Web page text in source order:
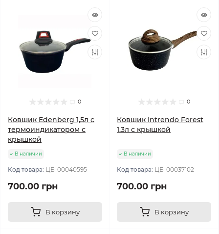
0
Ковшик Edenberg 1,5л с
термоиндикатором с
крышкой
В наличии
Код товара: ЦБ-00040595
700.00 грн
В корзину
0
Ковшик Intrendo Forest
1.3л с крышкой
В наличии
Код товара: ЦБ-00037102
700.00 грн
В корзину